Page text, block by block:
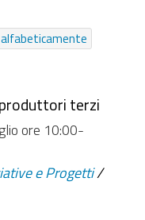
File
alfabeticamente
produttori terzi
ore 10:00-
e Progetti /